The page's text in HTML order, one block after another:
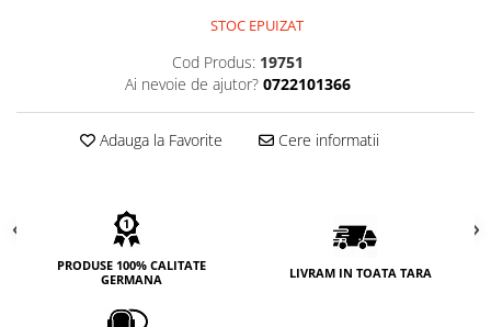
STOC EPUIZAT
Cod Produs: 19751
Ai nevoie de ajutor? 0722101366
Adauga la Favorite Cere informatii
PRODUSE 100% CALITATE
GERMANA
LIVRAM IN TOATA TARA